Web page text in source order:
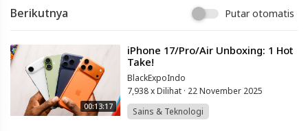
Group
Berikutnya Putar otomatis
00:13:17
⁣iPhone 17/Pro/Air Unboxing: 1 Hot
Take!
BlackExpoIndo
7,938 x Dilihat · 22 November 2025
Sains & Teknologi